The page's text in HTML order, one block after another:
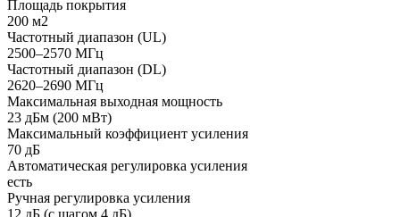
Площадь покрытия
200 м2
Частотный диапазон (UL)
2500–2570 МГц
Частотный диапазон (DL)
2620–2690 МГц
Максимальная выходная мощность
23 дБм (200 мВт)
Максимальный коэффициент усиления
70 дБ
Автоматическая регулировка усиления
есть
Ручная регулировка усиления
12 дБ (с шагом 4 дБ)